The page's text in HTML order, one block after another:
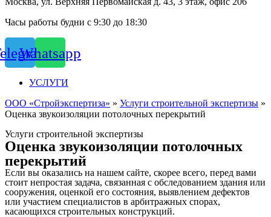
Часы работы будни с 9:30 до 18:30
Whatsapp
УСЛУГИ
ООО «Стройэкспертиза» » Услуги строительной экспертизы »
Оценка звукоизоляции потолочных перекрытий
Услуги строительной экспертизы
Оценка звукоизоляции потолочных
перекрытий
Если вы оказались на нашем сайте, скорее всего, перед вами
стоит непростая задача, связанная с обследованием здания или
сооружения, оценкой его состояния, выявлением дефектов
или участием специалистов в арбитражных спорах,
касающихся строительных конструкций.